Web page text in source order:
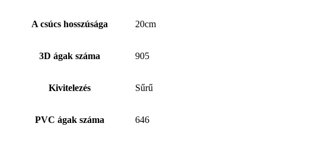
A csúcs hosszúsága 20cm
3D ágak száma 905
Kivitelezés Sűrű
PVC ágak száma 646